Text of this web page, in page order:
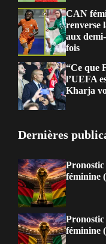
CAN
renverse
aux
fois
“Ce que
l’UEFA
Kharja
Dernières
féminine
féminine